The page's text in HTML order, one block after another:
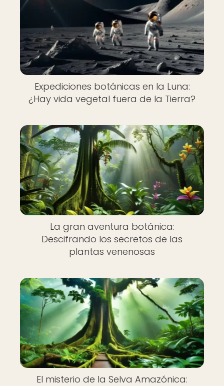
Expediciones botánicas en la Luna:
¿Hay vida vegetal fuera de la Tierra?
La gran aventura botánica:
Descifrando los secretos de las
plantas venenosas
El misterio de la Selva Amazónica: